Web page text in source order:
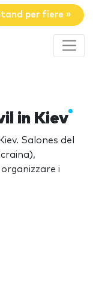
per fiere »
in Kiev
Salones del
i